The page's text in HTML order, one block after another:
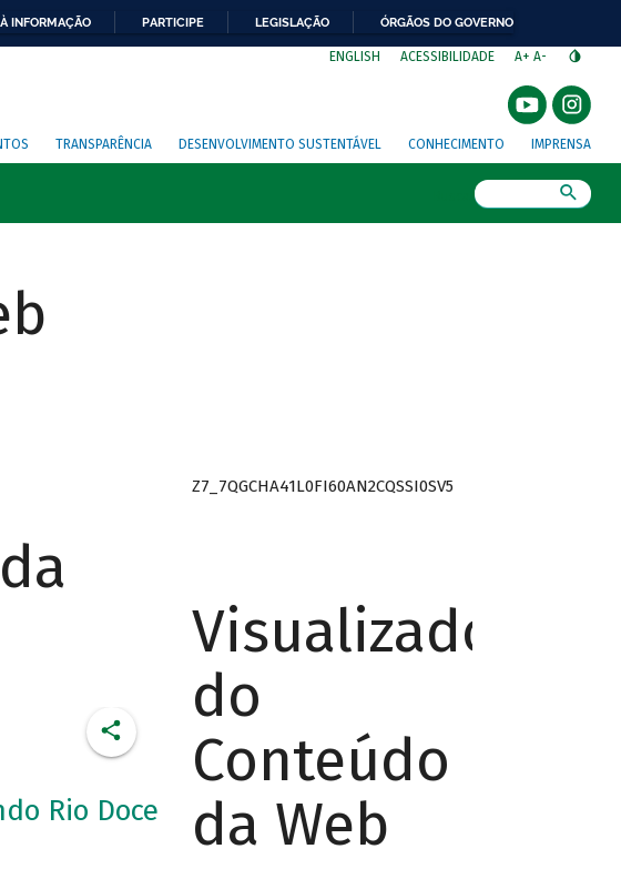
INFORMAÇÃO PARTICIPE LEGISLAÇÃO ÓRGÃOS DO GOVERNO
ENGLISH ACESSIBILIDADE A+ A-
TRANSPARÊNCIA DESENVOLVIMENTO SUSTENTÁVEL CONHECIMENTO IMPRENSA
Rio Doce
Z7_7QGCHA41L0FI60AN2CQSSI0SV5
Visualizador
do
Conteúdo
da Web